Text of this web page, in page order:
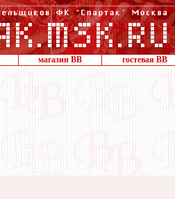
магазин ВВ гостевая ВВ